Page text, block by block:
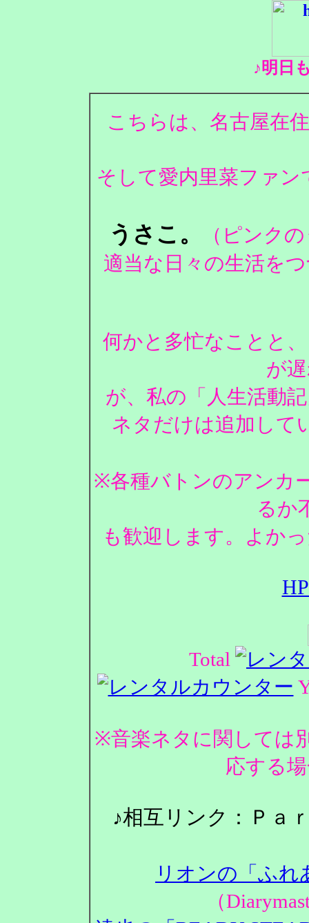
♪明日
こちらは、名古屋在
そして愛内里菜ファン
うさこ。
（ピンク
適当な日々の生活を
何かと多忙なことと
が
が、私の「人生活動
ネタだけは追加して
※各種バトンのアンカ
るか
も歓迎します。よか
Total
※音楽ネタに関しては
応する
♪相互リンク：Ｐａ
リオンの「ふ
（